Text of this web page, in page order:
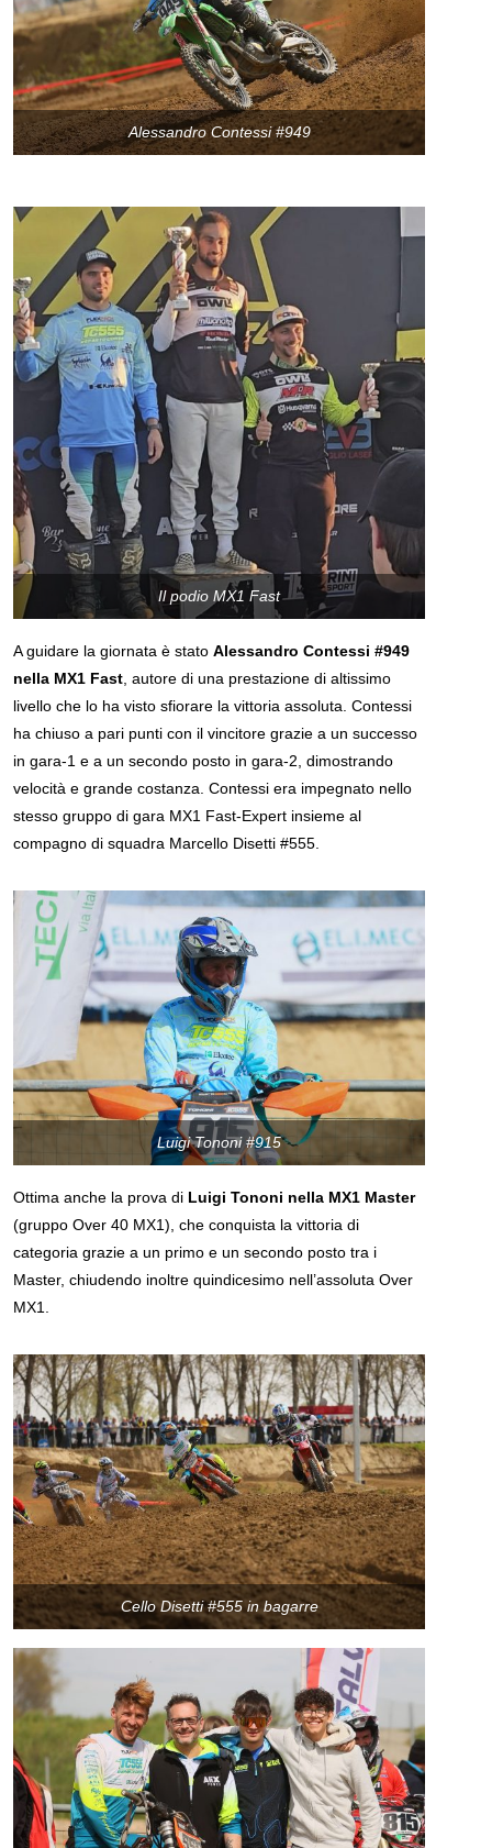
Alessandro Contessi #949
Il podio MX1 Fast
A guidare la giornata è statoAlessandro Contessi #949
nella MX1 Fast, autore di una prestazione di altissimo
livello che lo ha visto sfiorare la vittoria assoluta. Contessi
ha chiuso a pari punti con il vincitore grazie a un successo
in gara-1 e a un secondo posto in gara-2, dimostrando
velocità e grande costanza. Contessi era impegnato nello
stesso gruppo di gara MX1 Fast-Expert insieme al
compagno di squadra Marcello Disetti #555.
Luigi Tononi #915
Ottima anche la prova di Luigi Tononi nella MX1 Master
(gruppo Over 40 MX1), che conquista la vittoria di
categoria grazie a un primo e un secondo posto tra i
Master, chiudendo inoltre quindicesimo nell’assoluta Over
MX1.
Cello Disetti #555 in bagarre